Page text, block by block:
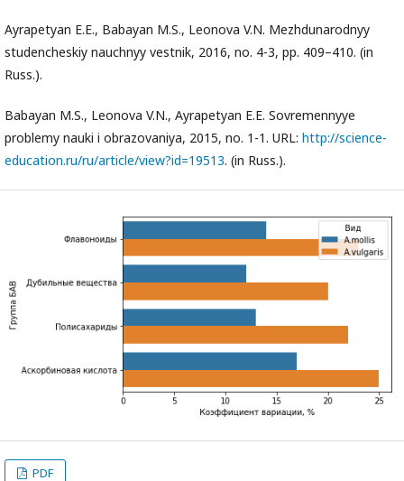
Ayrapetyan E.E., Babayan M.S., Leonova V.N. Mezhdunarodnyy
studencheskiy nauchnyy vestnik, 2016, no. 4-3, pp. 409–410. (in
Russ.).
Babayan M.S., Leonova V.N., Ayrapetyan E.E. Sovremennyye
problemy nauki i obrazovaniya, 2015, no. 1-1. URL: http://science-
education.ru/ru/article/view?id=19513. (in Russ.).
PDF